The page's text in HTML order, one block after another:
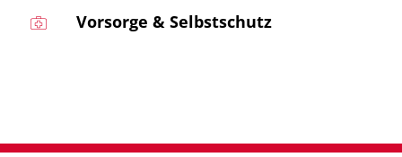
Vorsorge & Selbstschutz